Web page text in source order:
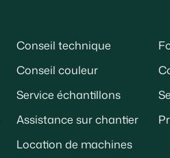
Conseil technique
Conseil couleur
Service échantillons
Assistance sur chantier
Location de machines